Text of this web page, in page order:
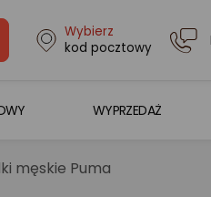
Wybierz
kod pocztowy
WYPRZEDAŻ
męskie Puma